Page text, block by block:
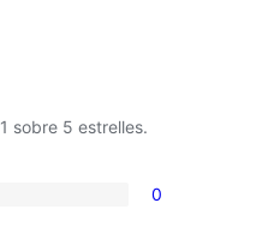
1 sobre 5 estrelles.
0